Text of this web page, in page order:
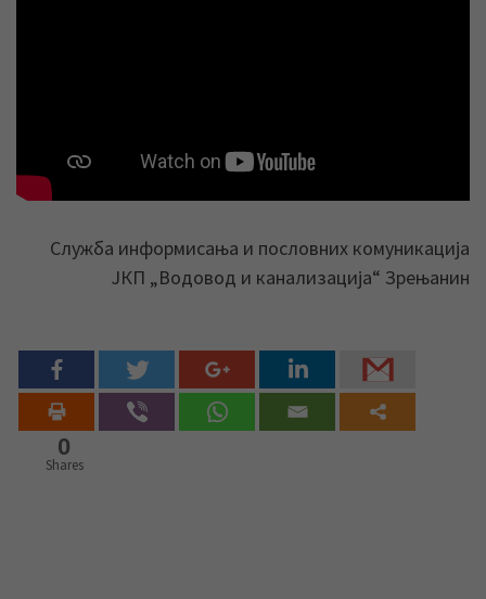
Служба информисања и пословних комуникација
ЈКП „Водовод и канализација“ Зрењанин
0
Shares